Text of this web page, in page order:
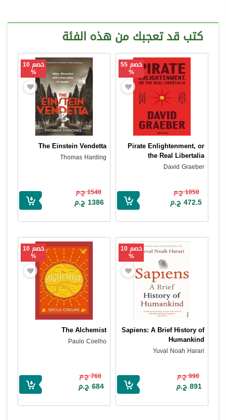
كتب قد تعجبك من هذه الفئة
خصم 55
%
Pirate Enlightenment, or
the Real Libertalia
David Graeber
1050 ج.م
472.5 ج.م
خصم 10
%
The Einstein Vendetta
Thomas Harding
1540 ج.م
1386 ج.م
خصم 10
%
Sapiens: A Brief History of
Humankind
Yuval Noah Harari
990 ج.م
891 ج.م
خصم 10
%
The Alchemist
Paulo Coelho
760 ج.م
684 ج.م